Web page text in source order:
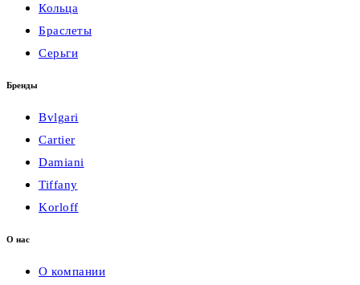
Кольца
Браслеты
Серьги
Бренды
Bvlgari
Cartier
Damiani
Tiffany
Korloff
О нас
О компании